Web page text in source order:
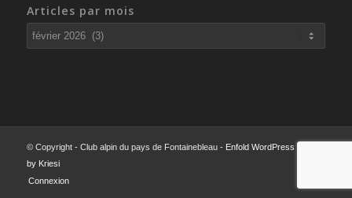
Articles par mois
© Copyright - Club alpin du pays de Fontainebleau - Enfold WordPress Theme
by Kriesi
Connexion